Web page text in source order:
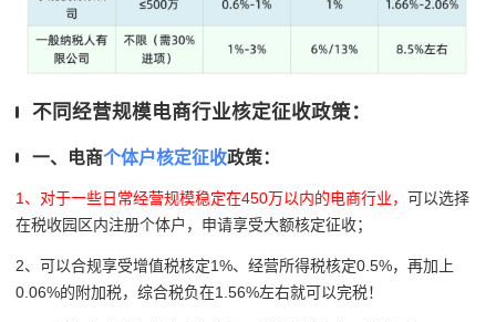
不同经营规模电商行业核定征收政策：
一、电商个体户核定征收政策：
1、对于一些日常经营规模稳定在450万以内的电商行业， 可以选择
在税收园区内注册个体户，申请享受大额核定征收；
2、可以合规享受增值税核定1%、经营所得税核定0.5%，再加上
0.06%的附加税，综合税负在1.56%左右就可以完税！